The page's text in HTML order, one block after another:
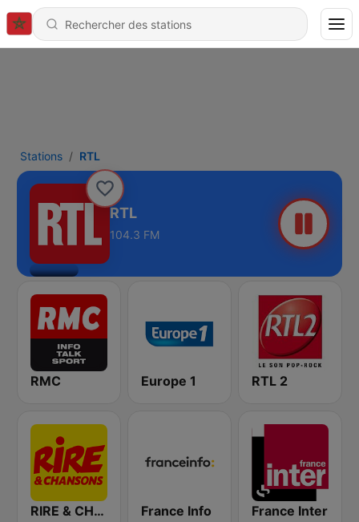
Stations RTL
RTL
104.3 FM
RMC Europe 1 RTL 2
RIRE & CHANSONS France Info France Inter